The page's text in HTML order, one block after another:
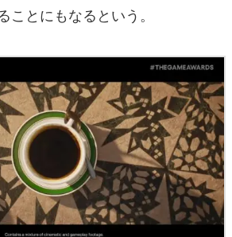
ことにもなるという。